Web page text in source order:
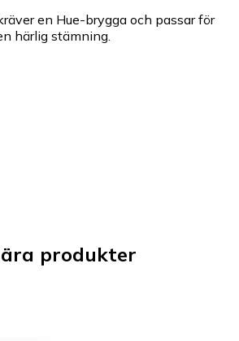
en Hue-brygga och passar för
härlig stämning.
produkter